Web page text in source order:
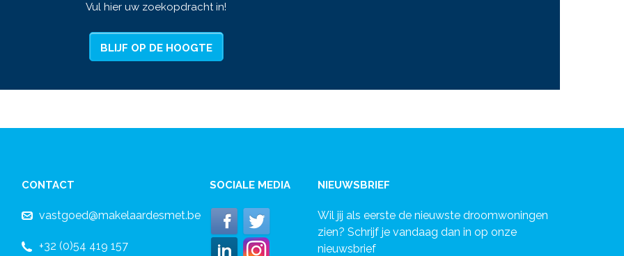
Vul hier uw zoekopdracht in!
BLIJF OP DE HOOGTE
CONTACT
vastgoed@makelaardesmet.be
+32 (0)54 419 157
SOCIALE MEDIA NIEUWSBRIEF
Wil jij als eerste de nieuwste droomwoningen
zien? Schrijf je vandaag dan in op onze
nieuwsbrief